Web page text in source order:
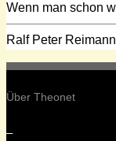
Wenn man schon
Ralf Peter
Über Theonet
–